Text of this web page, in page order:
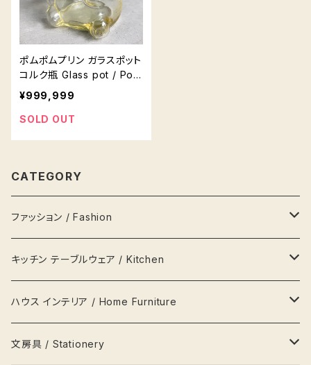
ポムポムプリン ガラスポット
コルク瓶 Glass pot / Pom
pompurin glass bottle
¥999,999
SOLD OUT
CATEGORY
ファッション / Fashion
バッグ Bags
財布 Wallets
アクセサリー Jewellery
キッチン テーブルウェア / Kitchen
器 Plates
瓶 Bottles
ハウス インテリア / Home Furniture
ランプ
文房具 / Stationery